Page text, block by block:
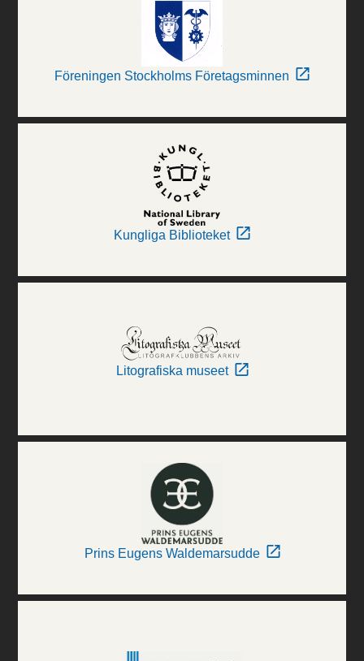
Föreningen Stockholms Företagsminnen
Kungliga Biblioteket
Litografiska museet
Prins Eugens Waldemarsudde